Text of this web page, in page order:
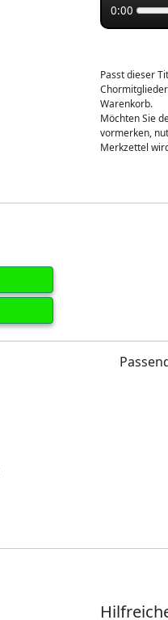
0:00
Passt dieser
Warenkorb.
Möchten Sie
vormerken,
Merkzettel